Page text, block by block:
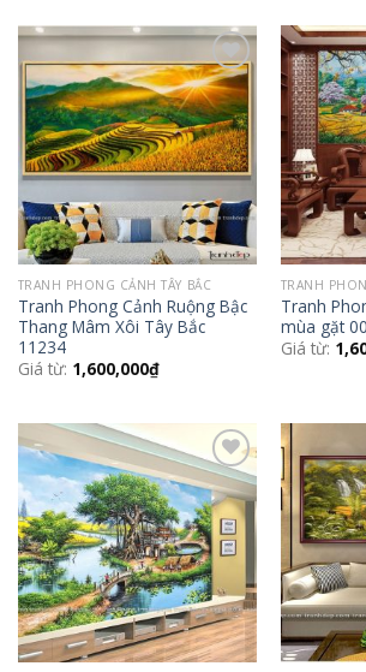
Add to
Wishlist
TRANH PHONG CẢNH TÂY BẮC
Tranh Phong Cảnh Ruộng Bậc
Thang Mâm Xôi Tây Bắc
11234
Giá từ: 1,600,000₫
TRANH
Tranh
mùa gặt
Giá từ:
Add to
Wishlist